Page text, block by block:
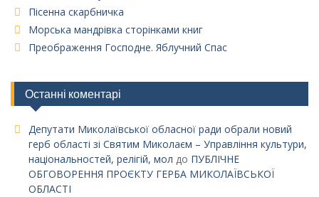
Пісенна скарбничка
Морська мандрівка сторінками книг
Преображення Господне. Яблучний Спас
Останні коментарі
Депутати Миколаївської обласної ради обрали новий
герб області зі Святим Миколаєм – Управління культури,
національностей, релігій, мол до ПУБЛІЧНЕ
ОБГОВОРЕННЯ ПРОЄКТУ ГЕРБА МИКОЛАЇВСЬКОЇ
ОБЛАСТІ